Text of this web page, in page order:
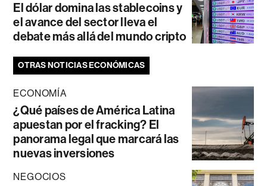
El dólar domina las stablecoins y
el avance del sector lleva el
debate más allá del mundo cripto
OTRAS NOTICIAS ECONÓMICAS
ECONOMÍA
¿Qué países de América Latina
apuestan por el fracking? El
panorama legal que marcará las
nuevas inversiones
NEGOCIOS